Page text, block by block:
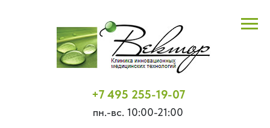
+7 495 255-19-07
пн.-вс. 10:00-21:00